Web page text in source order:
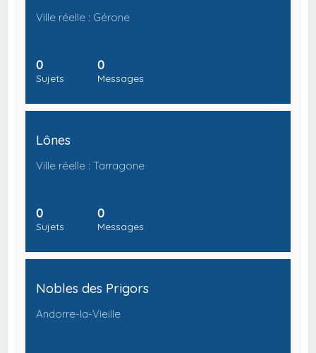
Ville réelle : Gérone
0
Sujets
0
Messages
Lônes
Ville réelle : Tarragone
0
Sujets
0
Messages
Nobles des Prigors
Andorre-la-Vieille